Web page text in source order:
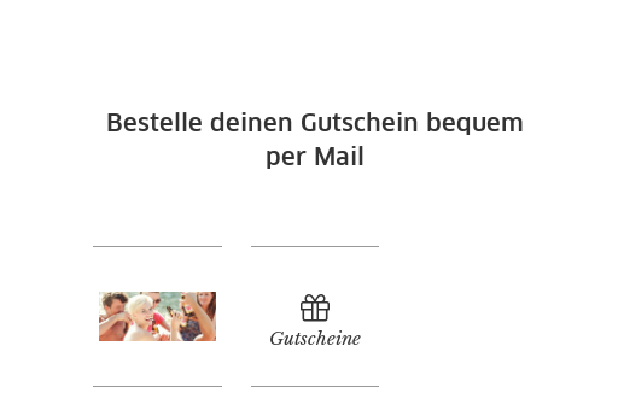
Bestelle deinen Gutschein bequem
per Mail
Gutscheine